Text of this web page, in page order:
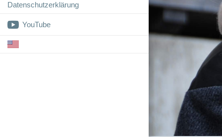
Datenschutzerklärung
 YouTube